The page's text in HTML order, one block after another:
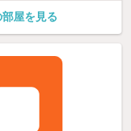
屋を見る